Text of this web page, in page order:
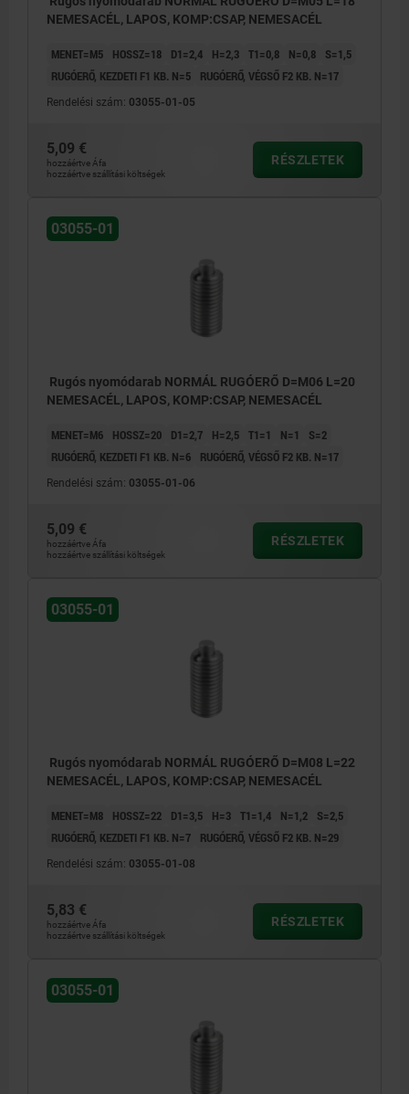
1) Ragasztott hernyócsavar
NEMESACÉL, LAPOS, KOMP:CSAP, NEMESACÉL
MENET=M5 HOSSZ=18 D1=2,4 H=2,3 T1=0,8 N=0,8
S=1,5
RUGÓERŐ, KEZDETI F1 KB. N=5
RUGÓERŐ, VÉGSŐ F2 KB. N=17
Rendelési szám: 03055-01-05
5,09 €
hozzáértve Áfa
hozzáértve szállítási költségek
RÉSZLETEK
03055-01
Rugós nyomódarab NORMÁL RUGÓERŐ D=M06 L=20
NEMESACÉL, LAPOS, KOMP:CSAP, NEMESACÉL
MENET=M6 HOSSZ=20 D1=2,7 H=2,5 T1=1 N=1
S=2
RUGÓERŐ, KEZDETI F1 KB. N=6
RUGÓERŐ, VÉGSŐ F2 KB. N=17
Rendelési szám: 03055-01-06
5,09 €
hozzáértve Áfa
hozzáértve szállítási költségek
RÉSZLETEK
03055-01
Rugós nyomódarab NORMÁL RUGÓERŐ D=M08 L=22
NEMESACÉL, LAPOS, KOMP:CSAP, NEMESACÉL
MENET=M8 HOSSZ=22 D1=3,5 H=3 T1=1,4 N=1,2
S=2,5
RUGÓERŐ, KEZDETI F1 KB. N=7
RUGÓERŐ, VÉGSŐ F2 KB. N=29
Rendelési szám: 03055-01-08
5,83 €
hozzáértve Áfa
hozzáértve szállítási költségek
RÉSZLETEK
03055-01